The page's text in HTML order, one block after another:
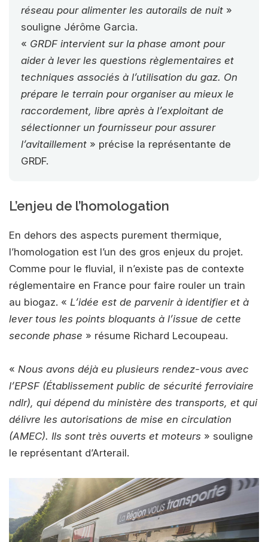
réseau pour alimenter les autorails de nuit »
souligne Jérôme Garcia.
« GRDF intervient sur la phase amont pour
aider à lever les questions règlementaires et
techniques associés à l’utilisation du gaz. On
prépare le terrain pour organiser au mieux le
raccordement, libre après à l’exploitant de
sélectionner un fournisseur pour assurer
l’avitaillement » précise la représentante de
GRDF.
L’enjeu de l’homologation
En dehors des aspects purement thermique,
l’homologation est l’un des gros enjeux du projet.
Comme pour le fluvial, il n’existe pas de contexte
réglementaire en France pour faire rouler un train
au biogaz. « L’idée est de parvenir à identifier et à
lever tous les points bloquants à l’issue de cette
seconde phase » résume Richard Lecoupeau.
« Nous avons déjà eu plusieurs rendez-vous avec
l’EPSF (Établissement public de sécurité ferroviaire
ndlr), qui dépend du ministère des transports, et qui
délivre les autorisations de mise en circulation
(AMEC). Ils sont très ouverts et moteurs » souligne
le représentant d’Arterail.